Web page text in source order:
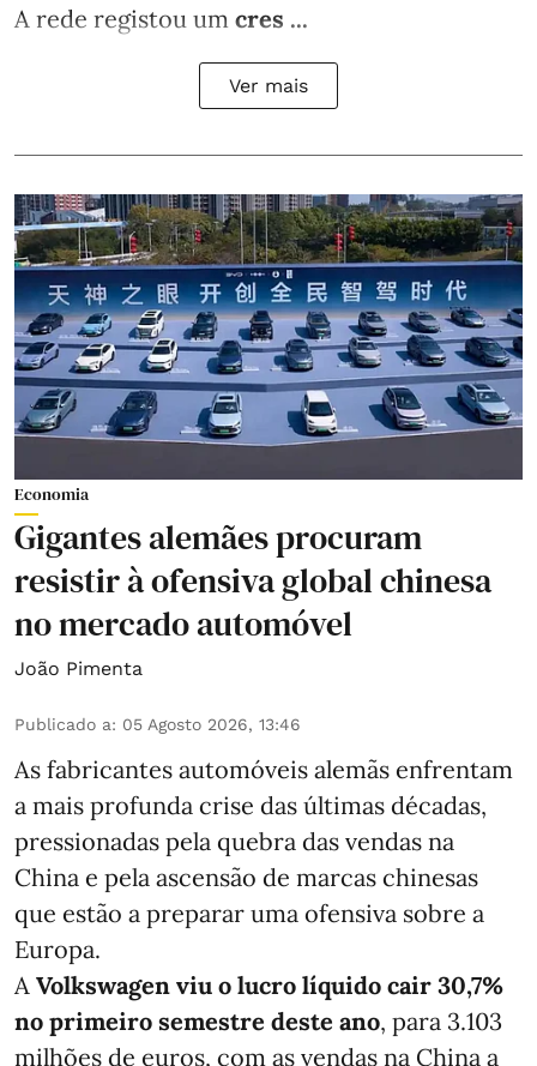
A rede registou um cres ...
Ver mais
Economia
Gigantes alemães procuram
resistir à ofensiva global chinesa
no mercado automóvel
João Pimenta
Publicado a: 05 Agosto 2026, 13:46
As fabricantes automóveis alemãs enfrentam
a mais profunda crise das últimas décadas,
pressionadas pela quebra das vendas na
China e pela ascensão de marcas chinesas
que estão a preparar uma ofensiva sobre a
Europa.
A Volkswagen viu o lucro líquido cair 30,7%
no primeiro semestre deste ano, para 3.103
milhões de euros, com as vendas na China a